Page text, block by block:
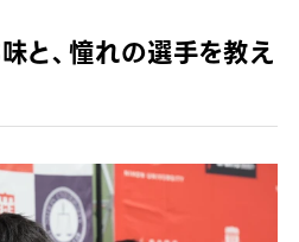
と、憧れの選手を教え